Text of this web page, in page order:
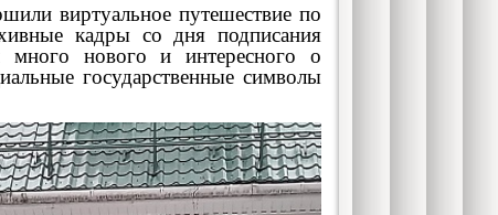
виртуальное путешествие по
кадры со дня подписания
много нового и интересного о
государственные символы